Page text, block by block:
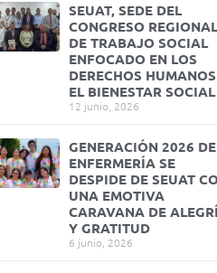
SEUAT, SEDE DEL
CONGRESO REGIONAL
DE TRABAJO SOCIAL
ENFOCADO EN LOS
DERECHOS
EL BIENESTAR SOCIAL
12 junio, 2026
GENERACIÓN 2026 DE
ENFERMERÍA SE
DESPIDE DE SEUAT
UNA EMOTIVA
CARAVANA DE
Y GRATITUD
6 junio, 2026